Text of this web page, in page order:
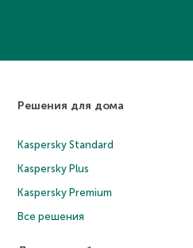
Решения для дома
Kaspersky Standard
Kaspersky Plus
Kaspersky Premium
Все решения